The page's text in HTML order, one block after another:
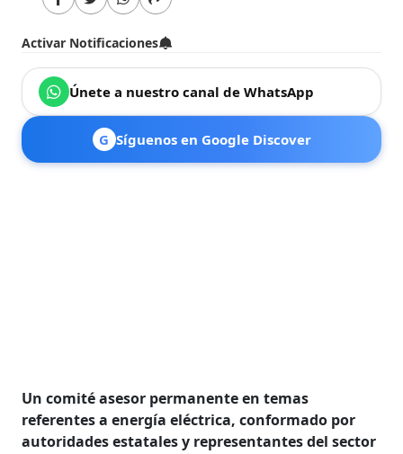
Activar Notificaciones
Únete a nuestro canal de WhatsApp
G Síguenos en Google Discover
Un comité asesor permanente en temas
referentes a energía eléctrica, conformado por
autoridades estatales y representantes del sector